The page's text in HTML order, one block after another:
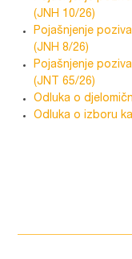
(JNH 10/26)
Pojašnjenje
(JNH 8/26)
Pojašnjenje
(JNT 65/26)
Odluka o
Odluka o izboru